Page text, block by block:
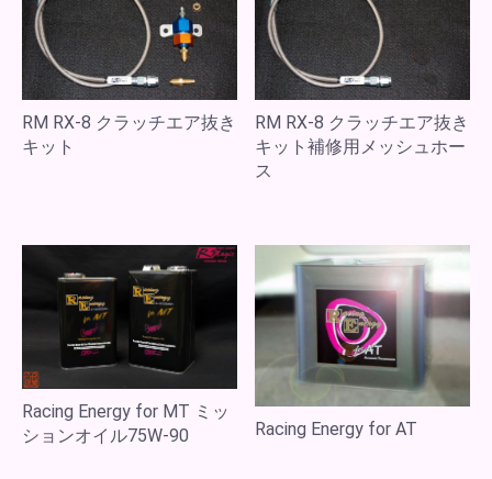
RM RX-8 クラッチエア抜き
キット
RM RX-8 クラッチエア抜き
キット補修用メッシュホー
ス
Racing Energy for MT ミッ
ションオイル75W-90
Racing Energy for AT